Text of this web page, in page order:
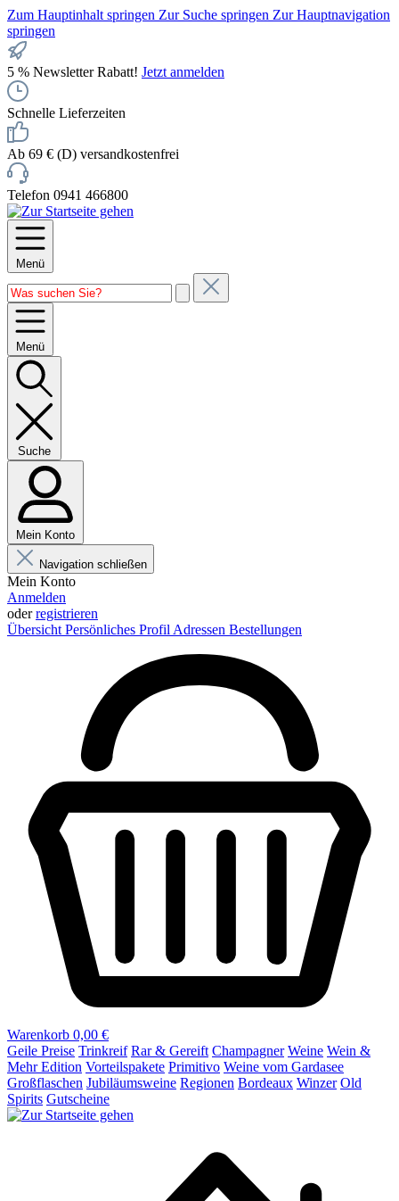
Zum Hauptinhalt springen Zur Suche springen Zur Hauptnavigation
springen
5 % Newsletter Rabatt! Jetzt anmelden
Schnelle Lieferzeiten
Ab 69 € (D) versandkostenfrei
Telefon 0941 466800
Menü
Menü
Suche
Mein Konto
Navigation schließen
Mein Konto
Anmelden
oderregistrieren
Übersicht Persönliches Profil Adressen Bestellungen
Warenkorb 0,00 €
Geile Preise Trinkreif Rar & Gereift Champagner Weine Wein &
Mehr Edition Vorteilspakete Primitivo Weine vom Gardasee
Großflaschen Jubiläumsweine Regionen Bordeaux Winzer Old
Spirits Gutscheine